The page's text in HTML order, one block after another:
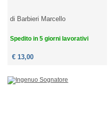
di Barbieri Marcello
Spedito in 5 giorni lavorativi
€ 13,00